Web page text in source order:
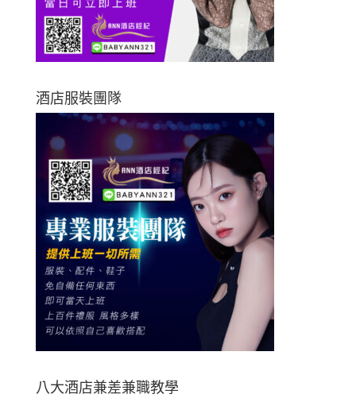
酒店服裝團隊
八大酒店兼差兼職教學